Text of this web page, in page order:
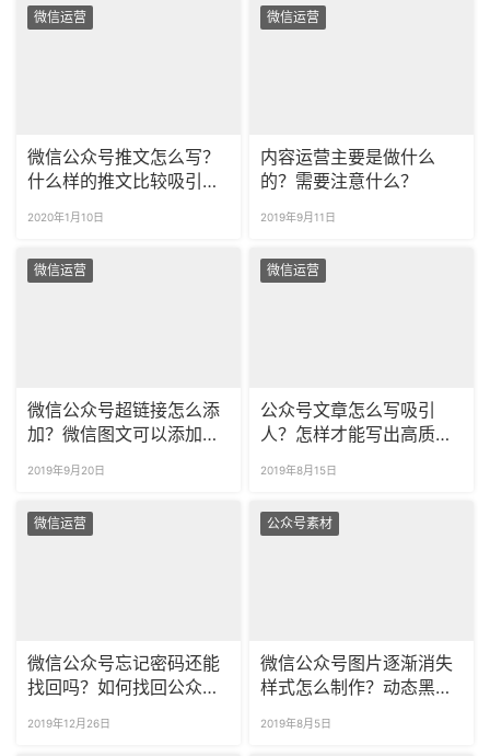
微信运营
微信公众号推文怎么写？
什么样的推文比较吸引
2020年1月10日
微信运营
内容运营主要是做什么
的？需要注意什么？
2019年9月11日
微信运营
微信公众号超链接怎么添
加？微信图文可以添加外
2019年9月20日
微信运营
公众号文章怎么写吸引
人？怎样才能写出高质量
2019年8月15日
微信运营
微信公众号忘记密码还能
找回吗？如何找回公众
2019年12月26日
公众号素材
微信公众号图片逐渐消失
样式怎么制作？动态黑科
2019年8月5日